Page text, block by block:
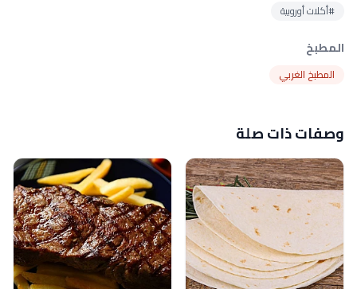
#أكلات أوروبية
المطبخ
المطبخ الغربي
وصفات ذات صلة